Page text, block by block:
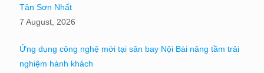
Tân Sơn Nhất
7 August, 2026
Ứng dụng công nghệ mới tại sân bay Nội Bài nâng tầm trải
nghiệm hành khách